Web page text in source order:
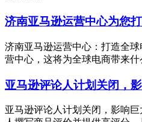
济南亚马逊运营中心为您
济南亚马逊运营中心：打造全
营中心，这将为全球电商带来
亚马逊评论人计划关闭，
亚马逊评论人计划关闭，影响